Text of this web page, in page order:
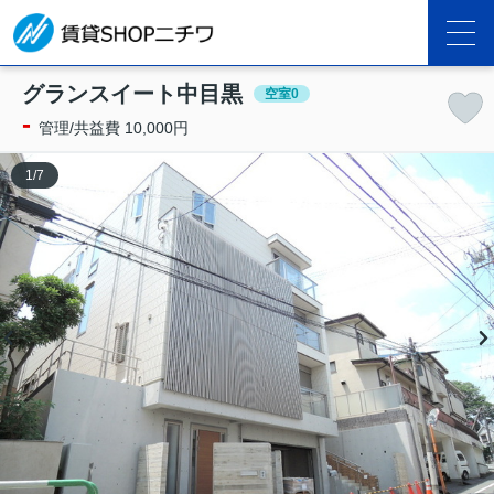
グランスイート中目黒 空室0
- 管理/共益費 10,000円
1 /7